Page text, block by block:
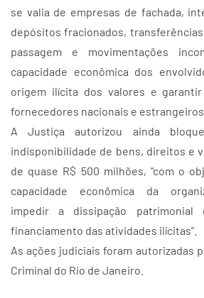
se valia de empresas de fachada,
depósitos fracionados, transferências
passagem e movimentações
capacidade econômica dos
origem ilícita dos valores e
fornecedores nacionais e
A Justiça autorizou ainda
indisponibilidade de bens, direitos e
de quase R$ 500 milhões, "com o
capacidade econômica da
impedir a dissipação
financiamento das atividades ilícitas".
As ações judiciais foram autorizadas
Criminal do Rio de Janeiro.